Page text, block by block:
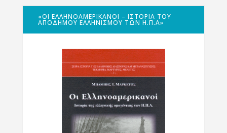
«ΟΙ ΕΛΛΗΝΟΑΜΕΡΙΚΑΝΟΊ – ΙΣΤΟΡΊΑ ΤΟΥ
ΑΠΌΔΗΜΟΥ ΕΛΛΗΝΙΣΜΟΎ ΤΩΝ Η.Π.Α»